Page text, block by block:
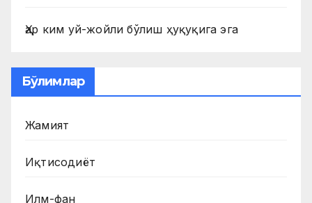
Ҳар ким уй-жойли бўлиш ҳуқуқига эга
Бўлимлар
Жамият
Иқтисодиёт
Илм-фан